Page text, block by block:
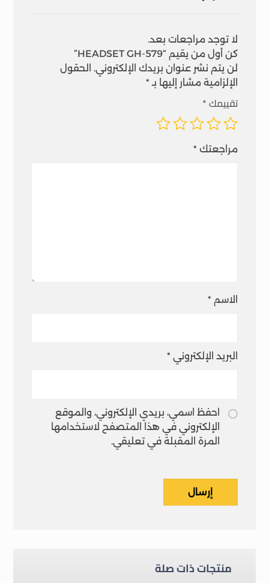
لا توجد مراجعات بعد.
كن أول من يقيم “HEADSET GH-579”
لن يتم نشر عنوان بريدك الإلكتروني. الحقول
الإلزامية مشار إليها بـ *
تقييمك*
مراجعتك *
الاسم *
البريد الإلكتروني *
احفظ اسمي، بريدي الإلكتروني، والموقع
الإلكتروني في هذا المتصفح لاستخدامها
المرة المقبلة في تعليقي.
إرسال
منتجات ذات صلة